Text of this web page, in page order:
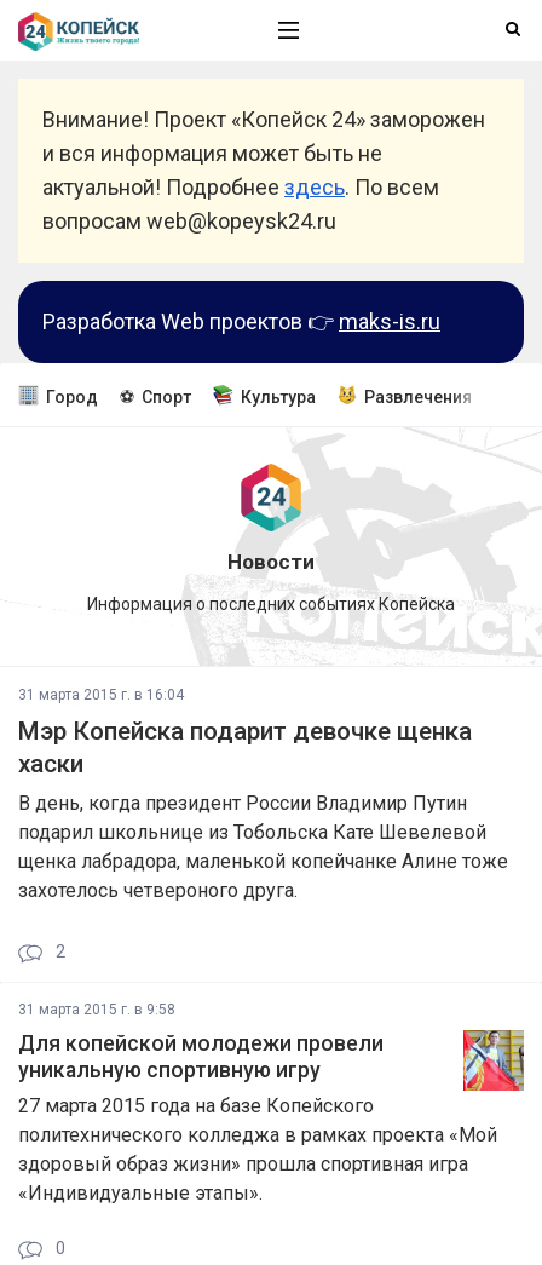
Внимание! Проект «Копейск 24» заморожен
и вся информация может быть не
актуальной! Подробнее здесь. По всем
вопросам web@kopeysk24.ru
Разработка Web проектов 👉 maks-is.ru
Город ⚽ Спорт Культура Развлечения
Новости
Информация о последних событиях Копейска
31 марта 2015 г. в 16:04
Мэр Копейска подарит девочке щенка
хаски
В день, когда президент России Владимир Путин
подарил школьнице из Тобольска Кате Шевелевой
щенка лабрадора, маленькой копейчанке Алине тоже
захотелось четвероного друга.
2
31 марта 2015 г. в 9:58
Для копейской молодежи провели
уникальную спортивную игру
27 марта 2015 года на базе Копейского
политехнического колледжа в рамках проекта «Мой
здоровый образ жизни» прошла спортивная игра
«Индивидуальные этапы».
0